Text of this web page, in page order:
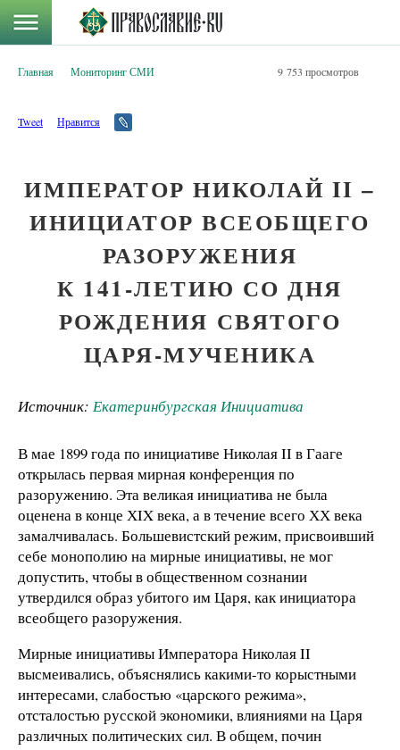
Главная Мониторинг СМИ 9 753 просмотров
Tweet Нравится
ИМПЕРАТОР НИКОЛАЙ II –
ИНИЦИАТОР ВСЕОБЩЕГО
РАЗОРУЖЕНИЯ
К 141-ЛЕТИЮ СО ДНЯ
РОЖДЕНИЯ СВЯТОГО
ЦАРЯ-МУЧЕНИКА
Источник: Екатеринбургская Инициатива
В мае 1899 года по инициативе Николая II в Гааге
открылась первая мирная конференция по
разоружению. Эта великая инициатива не была
оценена в конце ХIX века, а в течение всего ХХ века
замалчивалась. Большевистский режим, присвоивший
себе монополию на мирные инициативы, не мог
допустить, чтобы в общественном сознании
утвердился образ убитого им Царя, как инициатора
всеобщего разоружения.
Мирные инициативы Императора Николая II
высмеивались, объяснялись какими-то корыстными
интересами, слабостью «царского режима»,
отсталостью русской экономики, влияниями на Царя
различных политических сил. В общем, почин